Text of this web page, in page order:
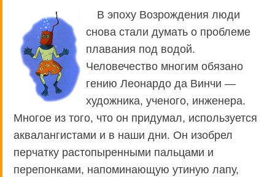
В эпоху Возрождения люди
снова стали думать о проблеме
плавания под водой.
Человечество многим обязано
гению Леонардо да Винчи —
художника, ученого, инженера.
Многое из того, что он придумал, используется
аквалангистами и в наши дни. Он изобрел
перчатку растопыренными пальцами и
перепонками, напоминающую утиную лапу,